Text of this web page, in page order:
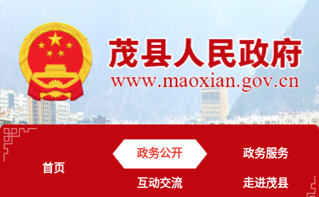
首页
政务公开 政务服务
互动交流 走进茂县